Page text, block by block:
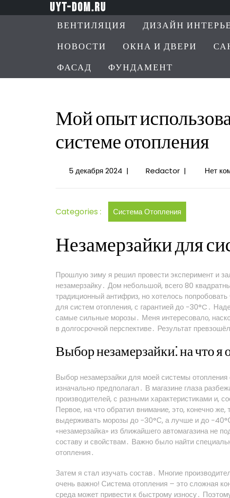
к
uyt-dom.ru
ВЕНТИЛЯЦИЯ ДИЗАЙН
НОВОСТИ ОКНА И ДВЕРИ
ФАСАД ФУНДАМЕНТ
Мой опыт
системе отопления
5 декабря 20245
2024
| RedactorМой
использования
незамерзайки
в
системе
| Нет
Categories : Система Отопления
Незамерзайки для
Прошлую зиму я решил провести эксперимент и
незамерзайку․ Дом небольшой, всего 80
традиционный антифриз, но хотелось
для систем отопления, с гарантией до -30°C․
самые сильные морозы․ Меня интересовало,
в долгосрочной перспективе․ Результат
Выбор незамерзайки⁚ на что я
Выбор незамерзайки для моей системы
изначально предполагал․ В магазине глаза
производителей, с разными характеристиками и,
Первое, на что обратил внимание, это, конечно
выдерживать морозы до -30°С, а лучше и до -
«незамерзайка» из ближайшего автомагазина не
составу и свойствам․ Важно было найти
отопления․
Затем я стал изучать состав․ Многие
очень важно! Система отопления – это сложная
среда может привести к быстрому износу․